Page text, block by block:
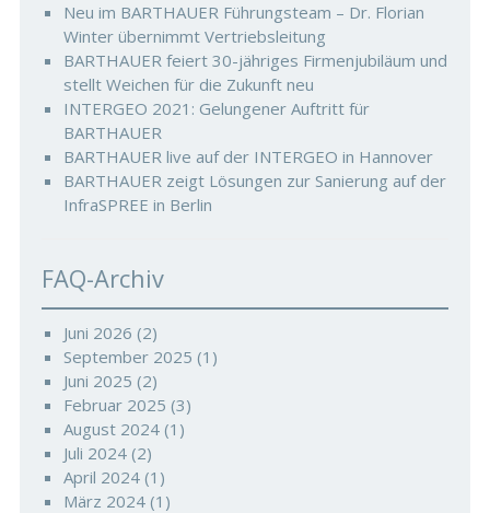
Neu im BARTHAUER Führungsteam – Dr. Florian
Winter übernimmt Vertriebsleitung
BARTHAUER feiert 30-jähriges Firmenjubiläum und
stellt Weichen für die Zukunft neu
INTERGEO 2021: Gelungener Auftritt für
BARTHAUER
BARTHAUER live auf der INTERGEO in Hannover
BARTHAUER zeigt Lösungen zur Sanierung auf der
InfraSPREE in Berlin
FAQ-Archiv
Juni 2026 (2)
September 2025 (1)
Juni 2025 (2)
Februar 2025 (3)
August 2024(1)
Juli 2024(2)
April 2024(1)
März 2024(1)